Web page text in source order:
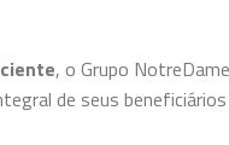
, o Grupo
de seus